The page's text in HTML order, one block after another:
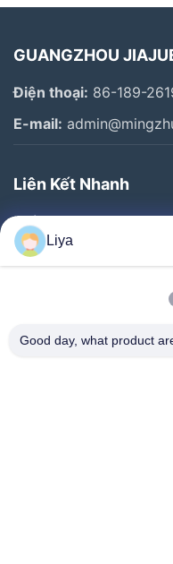
GUANGZHOU
Điện thoại: 86-189-
E-mail:
Liên Kết Nhanh
Nhà
Sản Phẩm
Kiểm Soát Chất Lượng
Liya
Good day, what product